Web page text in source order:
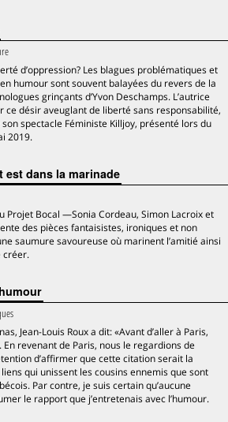
d’oppression? Les blagues problématiques et
humour sont souvent balayées du revers de la
grinçants d’Yvon Deschamps. L’autrice
ce désir aveuglant de liberté sans responsabilité,
spectacle Féministe Killjoy, présenté lors du
2019.
est dans la marinade
Projet Bocal —Sonia Cordeau, Simon Lacroix et
des pièces fantaisistes, ironiques et non
saumure savoureuse où marinent l’amitié ainsi
créer.
Jean-Louis Roux a dit: «Avant d’aller à Paris,
revenant de Paris, nous le regardions de
d’affirmer que cette citation serait la
qui unissent les cousins ennemis que sont
Par contre, je suis certain qu’aucune
le rapport que j’entretenais avec l’humour.